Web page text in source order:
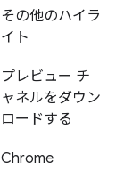
その他のハイラ
イト
プレビュー チ
ャネルをダウン
ロードする
Chrome